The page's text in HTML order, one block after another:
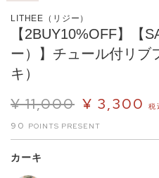
LITHEE（リジー）
【2BUY10%OFF】【
ー）】チュール付リブ
キ）
¥ 11,000 ¥ 3,300 税
90
カーキ